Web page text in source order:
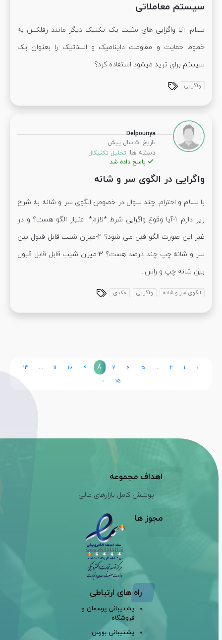
سیستم معاملاتی
سلام. آیا واگرایی های مثبت یک تکنیک دیگر مانند رفلکس به
خطوط حمایت و مقاومت داینامیک و استاتیک را بعنوان یک
سیستم برای ترید میشود استفاده کرد؟
واگرایی
Delpouriya
تاریخ: 5 سال پیش
دسته ها: تحلیل تکنیکال
پاسخ داده شد
واگرایی در الگوی سر و شانه
با سلام و احترام. چند سوال در خصوص الگوی سر و شانه به شرح
زیر دارم: 1-آیا وقوع واگرایی شرط *لازم* اعتبار الگو هست؟ و در
غیر این صورت الگو فیل می شود؟ 2-میزان شیب قابل قبول بین
سر و شانه چپ چند درصد هست؟ 3-میزان شیب قابل قابل قبول
بین شانه چپ و راس...
الگوی سر و شانه واگرایی مکدی
‹
1
2
...
5
6
7
8
9
10
11
...
14
15
›
اهداف مجموعه
پوشش کامل بازارهای مالی
مجوز ها
راه های ارتباطی
پشتیبانی پرسمان و
فروشگاه
پشتیبانی بورس